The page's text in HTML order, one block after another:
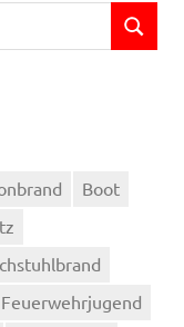
SUCHEN
Boot
Feuerwehrjugend